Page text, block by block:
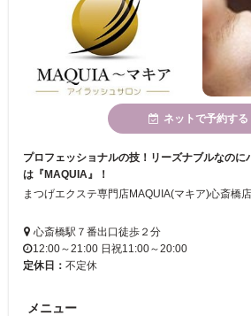
ネットで予約する
プロフェッショナルの技！リーズナブルなのに
は『MAQUIA』！
心斎橋駅７番出口徒歩２分
12:00～21:00 日祝11:00～20:00
定休日： 不定休
メニュー